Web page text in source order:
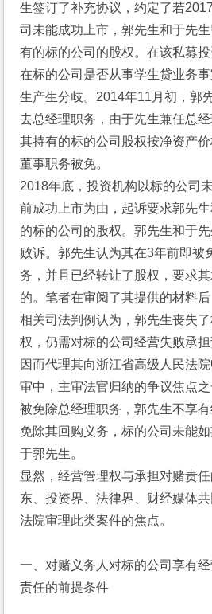
生签订了补充协议，约定了若
司未能成功上市，郭先生和于先
有的标的公司的股权。在该私募投
在标的公司是否从事学生贷业务
生产生分歧。2014年11月初，郭
去总经理职务，由于先生兼任总
其持有的标的公司股权按净资产
董事职务被免。
2018年底，投资机构以标的公司
前成功上市为由，起诉要求郭先
的标的公司的股权。郭先生和于
败诉。郭先生认为其在3年前即被
务，并且已经转让了股权，要求
的。笔者在审阅了其提供的材料
相关司法判例认为，郭先生丧失
权，仍需对标的公司经营失败承担
因而代理其向浙江省高级人民法
审中，主审法官归纳的争议焦点
被免除总经理职务，郭先生不享
免除其回购义务，标的公司未能
于郭先生。
显然，经营管理权与承担对赌责
东、投资界、法律界、财经媒体
法院审理此类案件的焦点。
一、对赌义务人对标的公司享有
责任的前提条件